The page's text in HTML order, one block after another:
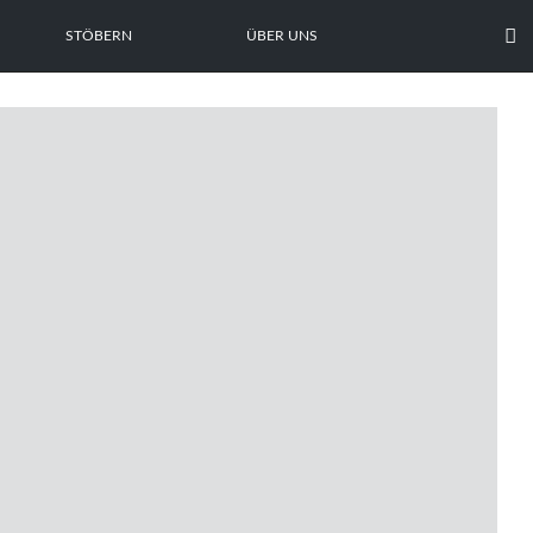
STÖBERN ÜBER UNS 